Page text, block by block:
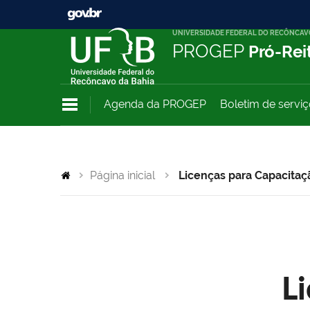
UNIVERSIDADE FEDERAL DO
PROGEP Pró-
Agenda da PROGEP Boletim de
Página inicial Licenças para